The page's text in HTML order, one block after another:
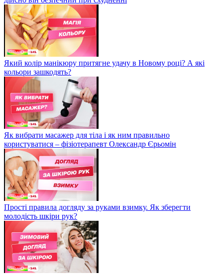
Який колір манікюру притягне удачу в Новому році? А які
кольори зашкодять?
Як вибрати масажер для тіла і як ним правильно
користуватися – фізіотерапевт Олександр Єрьомін
Прості правила догляду за руками взимку. Як зберегти
молодість шкіри рук?